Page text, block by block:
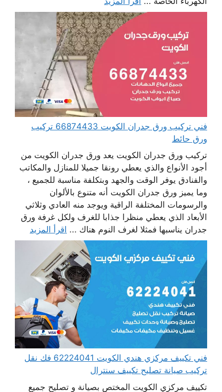
فني تركيب ورق جدران الكويت 66874433 تركيب
ورق حائط
تركيب ورق جدران الكويت يعد ورق جدران الكويت من
أجود الأنواع والذي يعطي رونقا جميلا للمنازل والمكاتب
والفنادق يوفر الوقت والجهد وبتكلفة مناسبة للجميع ،
وما يميز ورق جدران الكويت أنه متنوع بالألوان
والرسومات المختلفة الراقية ويوجد منه العادي وثلاثي
الأبعاد الذي يعطي منظرا جذابا للغرف ولكل غرفة ورق
جدران يناسبها فمثلا لغرف النوم هناك ... اقرأ المزيد
فني تكييف مركزي هندي الكويت 62224041 فك نقل
تركيب صيانة تصليح تكييف سنترال
تكييف مركزي الكويت المختص بصيانة و تصليح جميع